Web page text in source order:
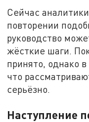
Сейчас
повторении
руководство
жёсткие шаги.
принято, однако
что
серьёзно.
Наступление